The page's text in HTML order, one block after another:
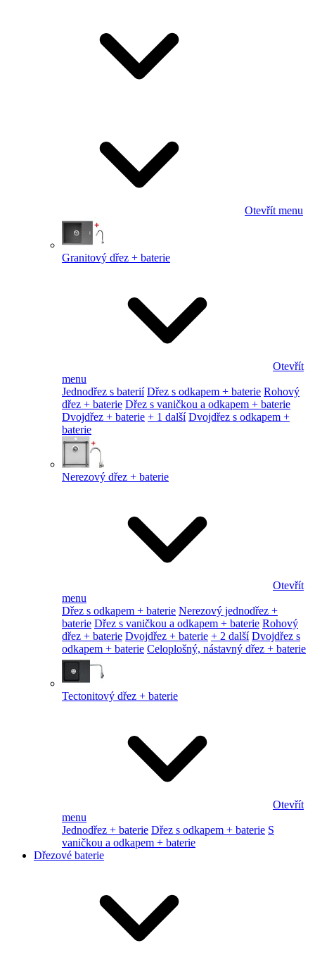
Otevřít menu
Granitový dřez + baterie
Otevřít
menu
Jednodřez s baterií Dřez s odkapem + baterie Rohový
dřez + baterie Dřez s vaničkou a odkapem + baterie
Dvojdřez + baterie + 1 další Dvojdřez s odkapem +
baterie
Nerezový dřez + baterie
Otevřít
menu
Dřez s odkapem + baterie Nerezový jednodřez +
baterie Dřez s vaničkou a odkapem + baterie Rohový
dřez + baterie Dvojdřez + baterie + 2 další Dvojdřez s
odkapem + baterie Celoplošný, nástavný dřez + baterie
Tectonitový dřez + baterie
Otevřít
menu
Jednodřez + baterie Dřez s odkapem + baterie S
vaničkou a odkapem + baterie
Dřezové baterie